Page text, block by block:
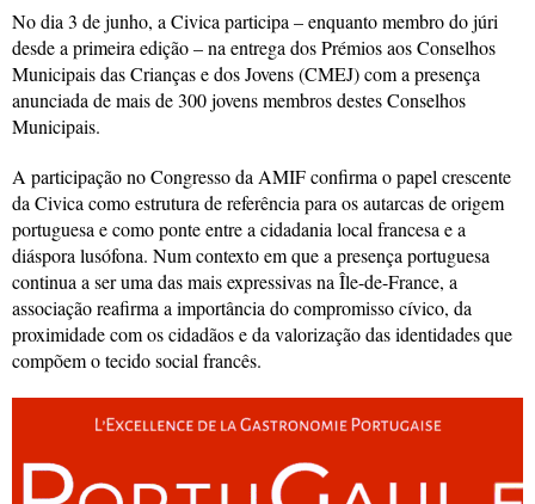
No dia 3 de junho, a Civica participa – enquanto membro do júri
desde a primeira edição – na entrega dos Prémios aos Conselhos
Municipais das Crianças e dos Jovens (CMEJ) com a presença
anunciada de mais de 300 jovens membros destes Conselhos
Municipais.
A participação no Congresso da AMIF confirma o papel crescente
da Civica como estrutura de referência para os autarcas de origem
portuguesa e como ponte entre a cidadania local francesa e a
diáspora lusófona. Num contexto em que a presença portuguesa
continua a ser uma das mais expressivas na Île-de-France, a
associação reafirma a importância do compromisso cívico, da
proximidade com os cidadãos e da valorização das identidades que
compõem o tecido social francês.